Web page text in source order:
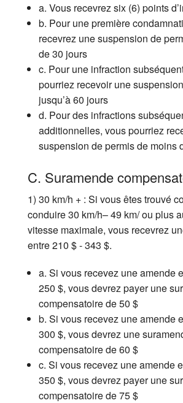
a. Vous recevrez six (6) points
b. Pour une première
recevrez une suspension de
de 30 jours
c. Pour une infraction
pourriez recevoir une
jusqu’à 60 jours
d. Pour des infractions
additionnelles, vous pourriez
suspension de permis de moins
C. Suramende
1) 30 km/h + : Si vous êtes trouvé
conduire 30 km/h– 49 km/ ou plus
vitesse maximale, vous recevrez
entre 210 $ - 343 $.
a. Si vous recevez une amende
250 $, vous devrez payer une
compensatoire de 50 $
b. Si vous recevez une amende
300 $, vous devrez une
compensatoire de 60 $
c. Si vous recevez une amende
350 $, vous devrez payer une
compensatoire de 75 $